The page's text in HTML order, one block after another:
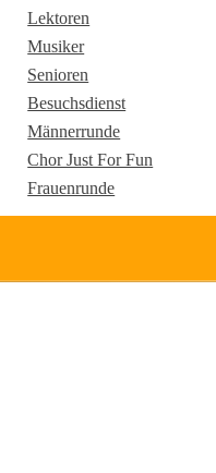
Lektoren
Musiker
Senioren
Besuchsdienst
Männerrunde
Chor Just For Fun
Frauenrunde